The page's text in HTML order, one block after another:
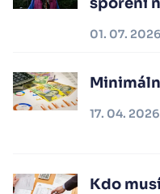
01. 07. 2026
17. 04. 2026
Kdo